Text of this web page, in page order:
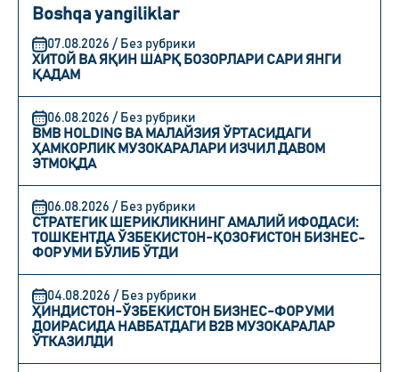
Boshqa yangiliklar
07.08.2026 / Без рубрики
ХИТОЙ ВА ЯҚИН ШАРҚ БОЗОРЛАРИ САРИ ЯНГИ
ҚАДАМ
06.08.2026 / Без рубрики
BMB HOLDING ВА МАЛАЙЗИЯ ЎРТАСИДАГИ
ҲАМКОРЛИК МУЗОКАРАЛАРИ ИЗЧИЛ ДАВОМ
ЭТМОҚДА
06.08.2026 / Без рубрики
СТРАТЕГИК ШЕРИКЛИКНИНГ АМАЛИЙ ИФОДАСИ:
ТОШКЕНТДА ЎЗБЕКИСТОН-ҚОЗОҒИСТОН БИЗНЕС-
ФОРУМИ БЎЛИБ ЎТДИ
04.08.2026 / Без рубрики
ҲИНДИСТОН-ЎЗБЕКИСТОН БИЗНЕС-ФОРУМИ
ДОИРАСИДА НАВБАТДАГИ B2B МУЗОКАРАЛАР
ЎТКАЗИЛДИ